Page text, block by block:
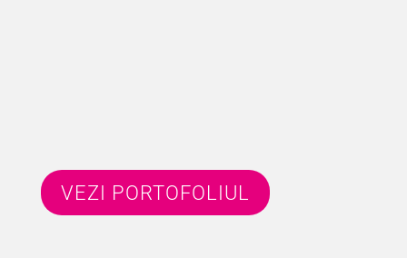
VEZI PORTOFOLIUL